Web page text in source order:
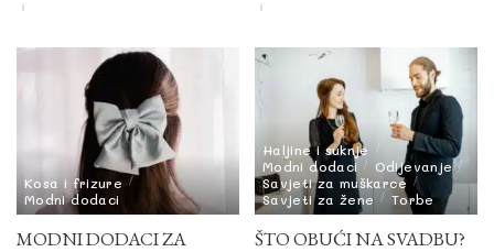
Kosa i frizure
Modni dodaci
MODNI DODACI ZA
Haljine i suknje
Modni dodaci
Odijevanje
Savjeti za muškarce
Savjeti za žene
Torbe
ŠTO OBUĆI NA SVADBU?